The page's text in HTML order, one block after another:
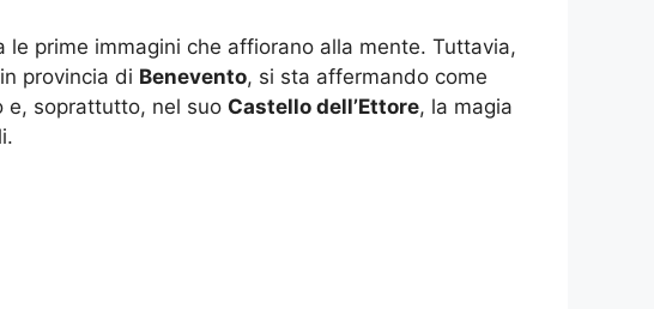
le prime immagini che affiorano alla mente. Tuttavia,
provincia di Benevento, si sta affermando come
e, soprattutto, nel suo Castello dell’Ettore, la magia